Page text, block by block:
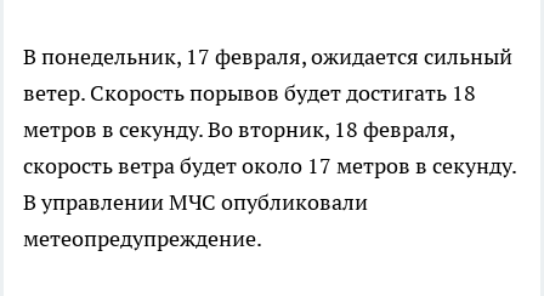
В понедельник, 17 февраля, ожидается сильный
ветер. Скорость порывов будет достигать 18
метров в секунду. Во вторник, 18 февраля,
скорость ветра будет около 17 метров в секунду.
В управлении МЧС опубликовали
метеопредупреждение.